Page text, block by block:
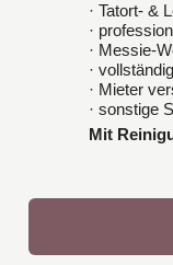
· Tatort- &
·
· Messie-
·
· Mieter
· sonstige
Mit